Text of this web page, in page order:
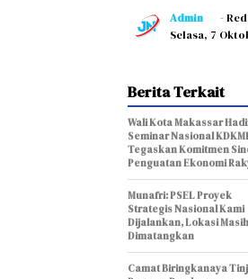
Admin
-
Selasa, 7
Berita Terkait
Wali Kota Makassar
Seminar Nasional
Tegaskan Komitmen
Penguatan Ekonomi
Munafri: PSEL Proyek
Strategis Nasional Kami
Dijalankan, Lokasi Masih
Dimatangkan
Camat Biringkanaya